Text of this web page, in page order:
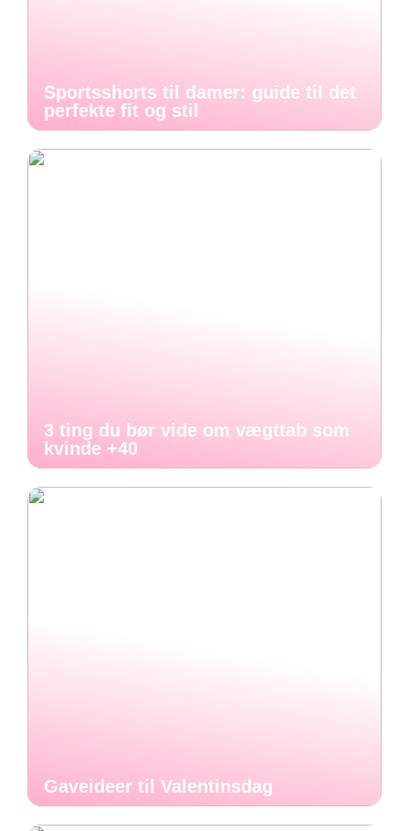
Sportsshorts til damer: guide til det
perfekte fit og stil
3 ting du bør vide om vægttab som
kvinde +40
Gaveideer til Valentinsdag